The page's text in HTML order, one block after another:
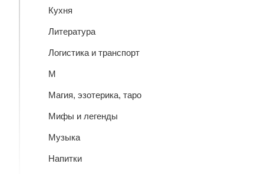
Кухня
Литература
Логистика и транспорт
М
Магия, эзотерика, таро
Мифы и легенды
Музыка
Напитки